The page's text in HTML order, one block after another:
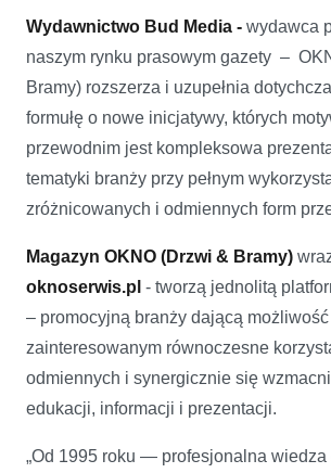
Wydawnictwo Bud Media - wydawca
naszym rynku prasowym gazety –
Bramy) rozszerza i uzupełnia
formułę o nowe inicjatywy, których
przewodnim jest kompleksowa
tematyki branży przy pełnym
zróżnicowanych i odmiennych form
Magazyn OKNO (Drzwi & Bramy)
oknoserwis.pl - tworzą jednolitą
– promocyjną branży dającą
zainteresowanym równoczesne
odmiennych i synergicznie się
edukacji, informacji i prezentacji.
„Od 1995 roku — profesjonalna wiedza